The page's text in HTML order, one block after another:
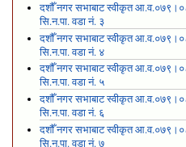
दशौँ नगर सभाबाट स्वीकृत
सि.न.पा. वडा नं. ३
दशौँ नगर सभाबाट स्वीकृत
सि.न.पा. वडा नं. ४
दशौँ नगर सभाबाट स्वीकृत
सि.न.पा. वडा नं. ५
दशौँ नगर सभाबाट स्वीकृत
सि.न.पा. वडा नं. ६
दशौँ नगर सभाबाट स्वीकृत
सि.न.पा. वडा नं. ७